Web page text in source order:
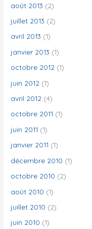
août 2013 (2)
juillet 2013 (2)
avril 2013 (1)
janvier 2013 (1)
octobre 2012 (1)
juin 2012 (1)
avril 2012 (4)
octobre 2011 (1)
juin 2011 (1)
janvier 2011 (1)
décembre 2010 (1)
octobre 2010 (2)
août 2010 (1)
juillet 2010 (2)
juin 2010 (1)